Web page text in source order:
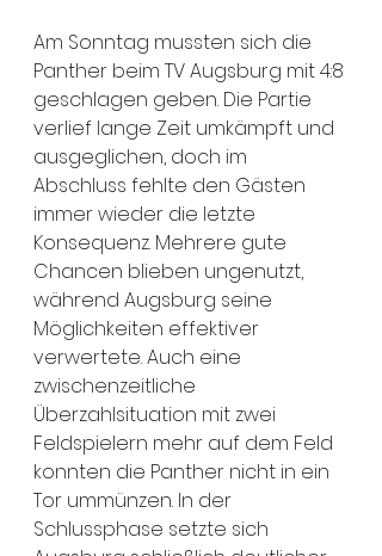
Am Sonntag mussten sich die
Panther beim TV Augsburg mit 4:8
geschlagen geben. Die Partie
verlief lange Zeit umkämpft und
ausgeglichen, doch im
Abschluss fehlte den Gästen
immer wieder die letzte
Konsequenz. Mehrere gute
Chancen blieben ungenutzt,
während Augsburg seine
Möglichkeiten effektiver
verwertete. Auch eine
zwischenzeitliche
Überzahlsituation mit zwei
Feldspielern mehr auf dem Feld
konnten die Panther nicht in ein
Tor ummünzen. In der
Schlussphase setzte sich